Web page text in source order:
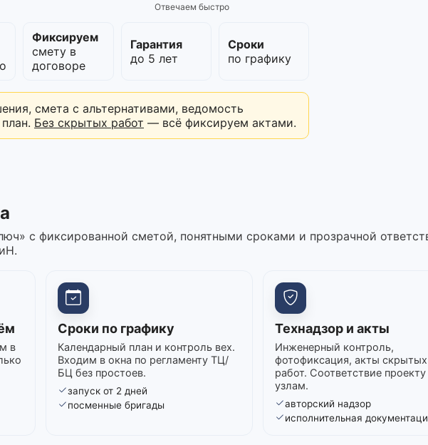
Отвечаем быстро
Фиксируем
смету в
договоре
Гарантия
до 5 лет
Сроки
по графику
смета с альтернативами, ведомость
Без скрытых работ — всё фиксируем актами.
с фиксированной сметой, понятными сроками и прозрачной
в
Сроки по графику
Календарный план и контроль вех.
Входим в окна по регламенту ТЦ/
БЦ без простоев.
запуск от 2 дней
посменные бригады
Технадзор и акты
Инженерный контроль,
фотофиксация, акты скрытых
работ. Соответствие проекту
узлам.
авторский надзор
исполнительная